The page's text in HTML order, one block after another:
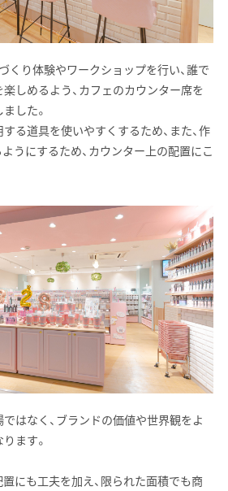
くり体験やワークショップを行い、誰で
しめるよう、カフェのカウンター席を
した。
る道具を使いやすくするため、また、作
うにするため、カウンター上の配置にこ
はなく、ブランドの価値や世界観をよ
ます。
にも工夫を加え、限られた面積でも商